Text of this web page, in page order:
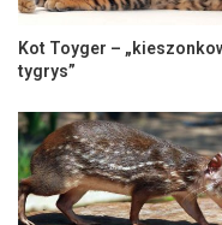
Kot Toyger –
tygrys”